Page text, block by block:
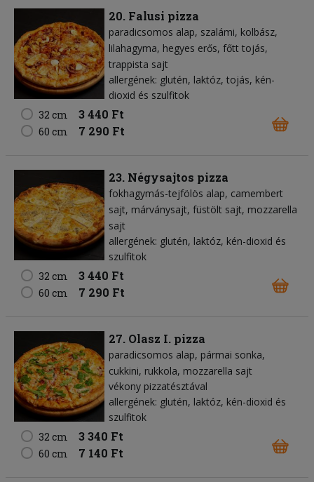
20. Falusi pizza
paradicsomos alap szalámi kolbász
lilahagyma hegyes erős főtt tojás
trappista sajt
allergének: glutén, laktóz, tojás, kén-
dioxid és szulfitok
32 cm
3 440 Ft
60 cm 7 290 Ft
23. Négysajtos pizza
fokhagymás-tejfölös alap camembert
sajt márványsajt füstölt sajt mozzarella
sajt
allergének: glutén, laktóz, kén-dioxid és
szulfitok
32 cm
3 440 Ft
60 cm 7 290 Ft
27. Olasz I. pizza
paradicsomos alap pármai sonka
cukkini rukkola mozzarella sajt
vékony pizzatésztával
allergének: glutén, laktóz, kén-dioxid és
szulfitok
32 cm
3 340 Ft
60 cm 7 140 Ft